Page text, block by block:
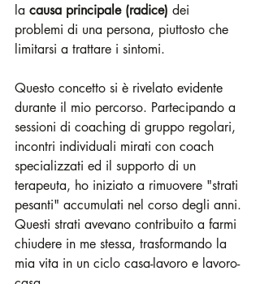
la causa principale (radice) dei
problemi di una persona, piuttosto che
limitarsi a trattare i sintomi.
Questo concetto si è rivelato evidente
durante il mio percorso. Partecipando a
sessioni di coaching di gruppo regolari,
incontri individuali mirati con coach
specializzati ed il supporto di un
terapeuta, ho iniziato a rimuovere "strati
pesanti" accumulati nel corso degli anni.
Questi strati avevano contribuito a farmi
chiudere in me stessa, trasformando la
mia vita in un ciclo casa-lavoro e lavoro-